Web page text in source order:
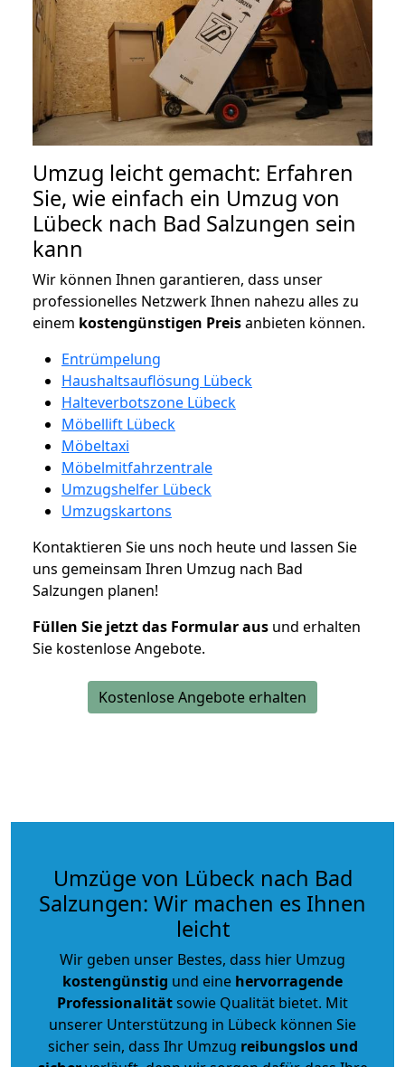
Umzug leicht gemacht: Erfahren
Sie, wie einfach ein Umzug von
Lübeck nach Bad Salzungen sein
kann
Wir können Ihnen garantieren, dass unser
professionelles Netzwerk Ihnen nahezu alles zu
einem kostengünstigen Preisanbieten können.
Entrümpelung
Haushaltsauflösung Lübeck
Halteverbotszone Lübeck
Möbellift Lübeck
Möbeltaxi
Möbelmitfahrzentrale
Umzugshelfer Lübeck
Umzugskartons
Kontaktieren Sie uns noch heute und lassen Sie
uns gemeinsam Ihren Umzug nach Bad
Salzungen planen!
Füllen Sie jetzt das Formular aus und erhalten
Sie kostenlose Angebote.
Kostenlose Angebote erhalten
Umzüge von Lübeck nach Bad
Salzungen: Wir machen es Ihnen
leicht
Wir geben unser Bestes, dass hier Umzug
kostengünstig und eine hervorragende
Professionalitätsowie Qualität bietet. Mit
unserer Unterstützung in Lübeck können Sie
sicher sein, dass Ihr Umzug reibungslos und